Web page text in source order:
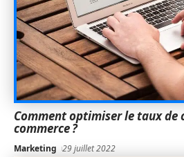
Comment optimiser le taux de
commerce ?
Marketing 29 juillet 2022